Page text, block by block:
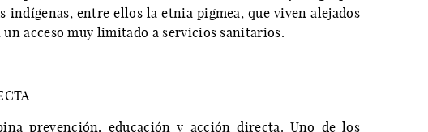
indígenas, entre ellos la etnia pigmea, que viven alejados
acceso muy limitado a servicios sanitarios.
prevención, educación y acción directa. Uno de los